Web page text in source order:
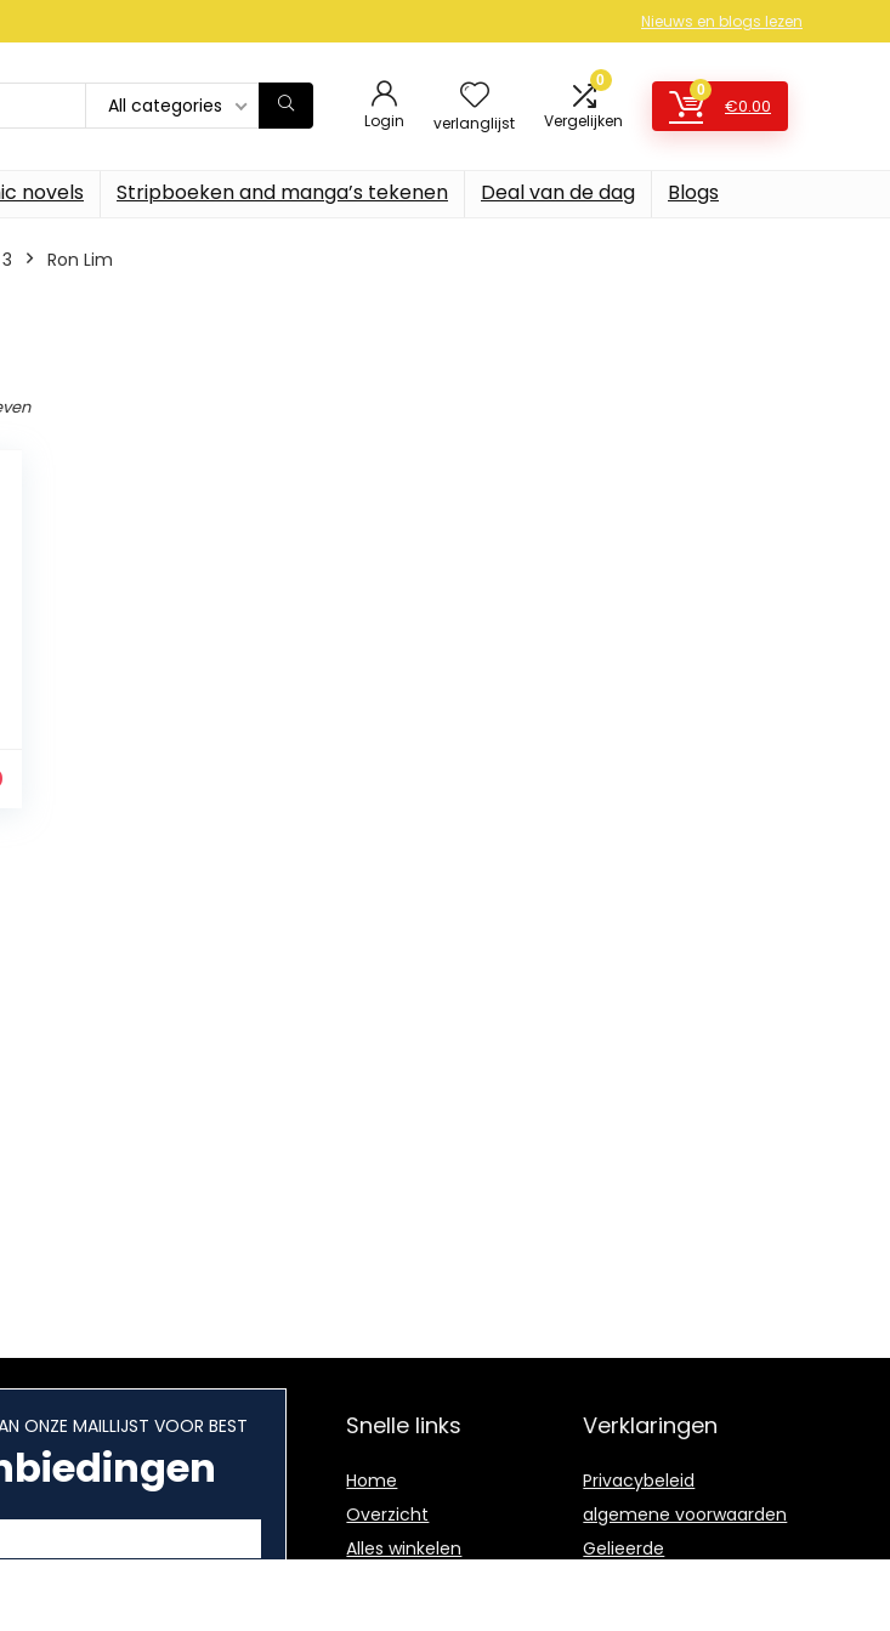
Nieuws en blogs lezen
All categories
Login verlanglijst
0
Vergelijken
0
€0.00
novels Stripboeken and manga’s tekenen Deal van de dag Blogs
Ron Lim
ONZE MAILLIJST VOOR BEST Snelle links
Home
Overzicht
Alles winkelen
Verklaringen
Privacybeleid
algemene voorwaarden
Gelieerde